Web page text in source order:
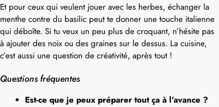
Et pour ceux qui veulent jouer avec les herbes, échanger la
menthe contre du basilic peut te donner une touche italienne
qui déboîte. Si tu veux un peu plus de croquant, n’hésite pas
à ajouter des noix ou des graines sur le dessus. La cuisine,
c’est aussi une question de créativité, après tout !
Questions fréquentes
Est-ce que je peux préparer tout ça à l’avance ?